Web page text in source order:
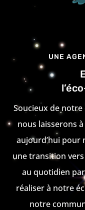
UNE
Soucieux de
nous laisserons
aujourd’hui pour
une transition
au quotidien
réaliser à notre
notre